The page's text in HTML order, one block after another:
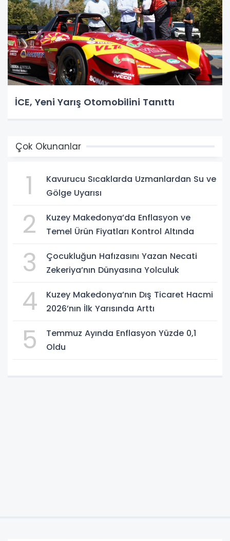
İCE, Yeni Yarış Otomobilini Tanıttı
Çok Okunanlar
1
Kavurucu Sıcaklarda Uzmanlardan Su ve
Gölge Uyarısı
2
Kuzey Makedonya’da Enflasyon ve
Temel Ürün Fiyatları Kontrol Altında
3
Çocukluğun Hafızasını Yazan Necati
Zekeriya’nın Dünyasına Yolculuk
4
Kuzey Makedonya’nın Dış Ticaret Hacmi
2026’nın İlk Yarısında Arttı
5
Temmuz Ayında Enflasyon Yüzde 0,1
Oldu